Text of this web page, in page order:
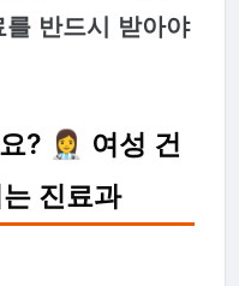
반드시 받아야
? 👩‍⚕️ 여성 건
진료과